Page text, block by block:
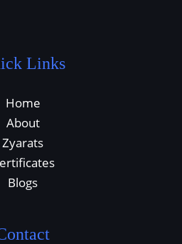
Links
Home
About
Zyarats
Blogs